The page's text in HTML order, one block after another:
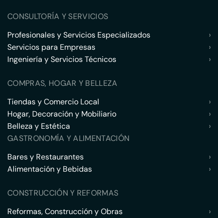
CONSULTORÍA Y SERVICIOS
Profesionales y Servicios Especializados
›
Servicios para Empresas
›
Ingeniería y Servicios Técnicos
›
COMPRAS, HOGAR Y BELLEZA
Tiendas y Comercio Local
›
Hogar, Decoración y Mobiliario
›
Belleza y Estética
›
GASTRONOMÍA Y ALIMENTACIÓN
Bares y Restaurantes
›
Alimentación y Bebidas
›
CONSTRUCCIÓN Y REFORMAS
Reformas, Construcción y Obras
›